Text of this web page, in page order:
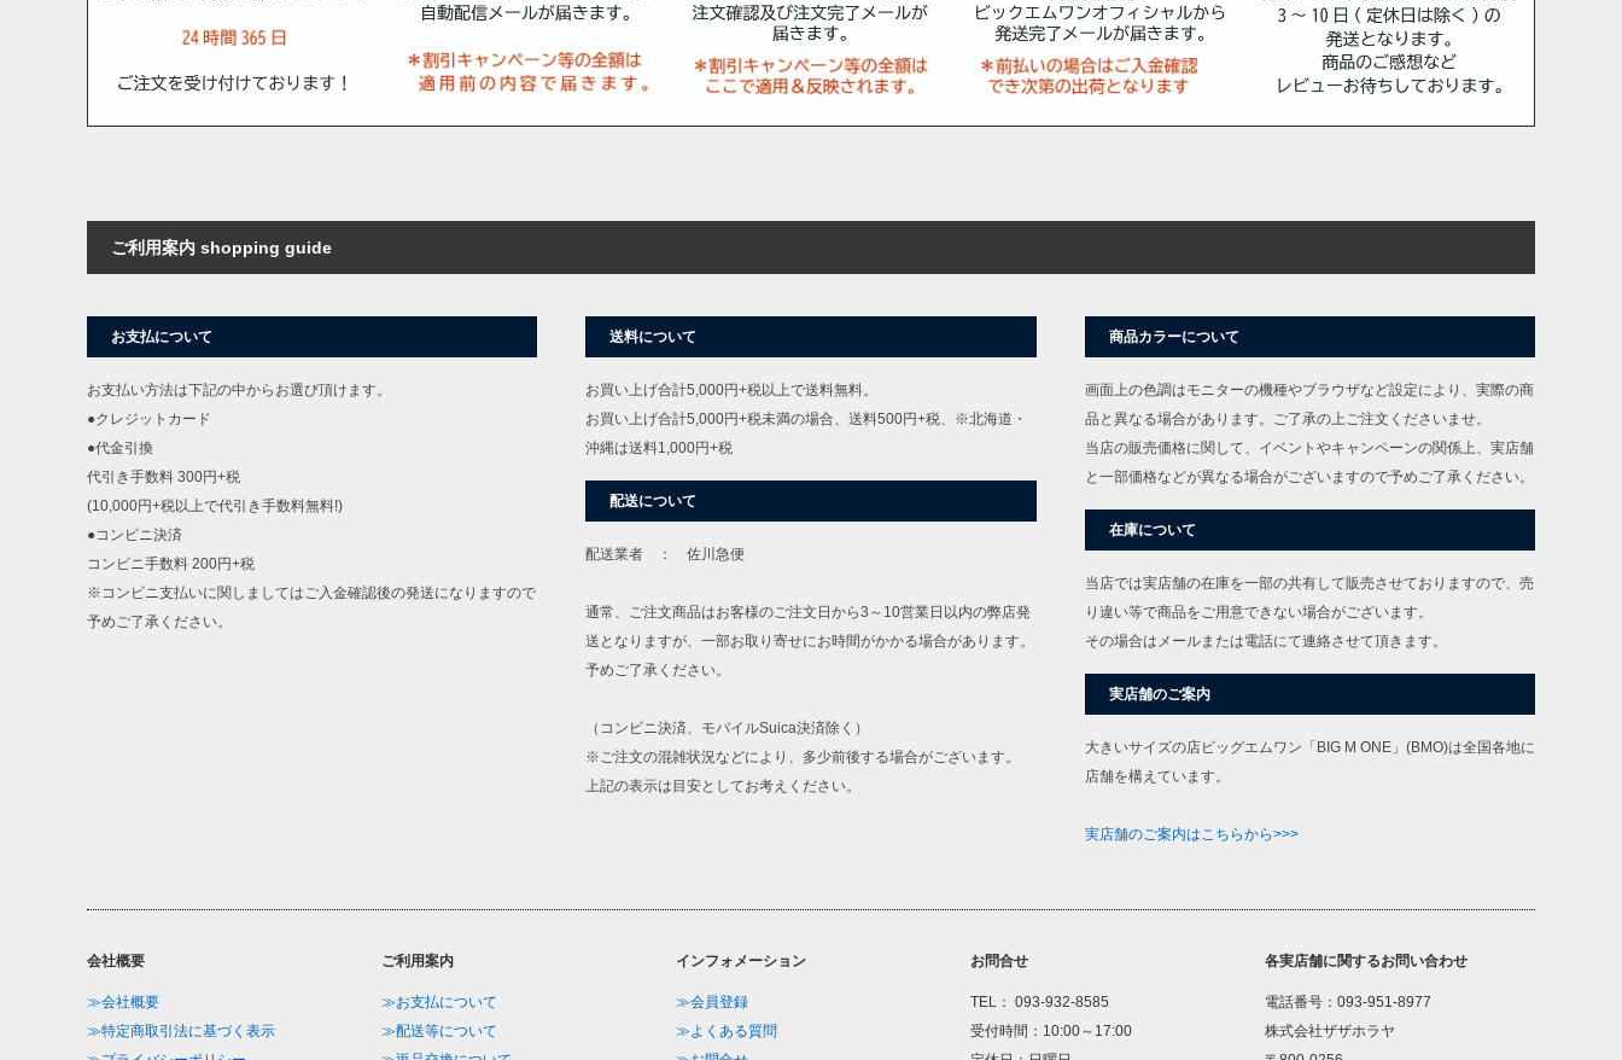
ご利用案内 shopping guide
お支払について
お支払い方法は下記の中からお選び頂けます。
●クレジットカード
●代金引換
代引き手数料 300円+税
(10,000円+税以上で代引き手数料無料!)
●コンビニ決済
コンビニ手数料 200円+税
※コンビニ支払いに関しましてはご入金確認後の発送になりますので
予めご了承ください。
送料について
お買い上げ合計5,000円+税以上で送料無料。
お買い上げ合計5,000円+税未満の場合、送料500円+税、※北海道・
沖縄は送料1,000円+税
配送について
配送業者 ： 佐川急便
通常、ご注文商品はお客様のご注文日から3～10営業日以内の弊店発
送となりますが、一部お取り寄せにお時間がかかる場合があります。
予めご了承ください。
（コンビニ決済、モバイルSuica決済除く）
※ご注文の混雑状況などにより、多少前後する場合がございます。
上記の表示は目安としてお考えください。
商品カラーについて
画面上の色調はモニターの機種やブラウザなど設定により、実際の商
品と異なる場合があります。ご了承の上ご注文くださいませ。
当店の販売価格に関して、イベントやキャンペーンの関係上、実店舗
と一部価格などが異なる場合がございますので予めご了承ください。
在庫について
当店では実店舗の在庫を一部の共有して販売させておりますので、売
り違い等で商品をご用意できない場合がございます。
その場合はメールまたは電話にて連絡させて頂きます。
実店舗のご案内
大きいサイズの店ビッグエムワン「BIG M ONE」(BMO)は全国各地に
店舗を構えています。
実店舗のご案内はこちらから>>>
会社概要
≫会社概要
≫特定商取引法に基づく表示
ご利用案内
≫お支払について
≫配送等について
インフォメーション
≫会員登録
≫よくある質問
お問合せ
TEL： 093-932-8585
受付時間：10:00～17:00
各実店舗に関するお問い合わせ
電話番号：093-951-8977
株式会社ザザホラヤ